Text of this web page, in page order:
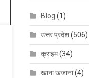
Blog (1)
उत्तर प्रदेश(506)
क्राइम(34)
खाना खजाना(4)